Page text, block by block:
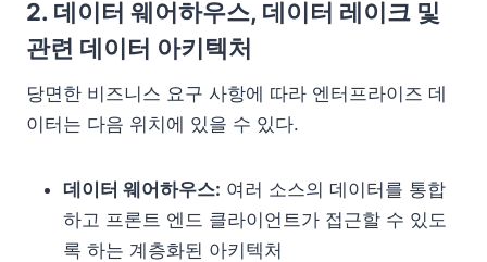
2. 데이터 웨어하우스, 데이터 레이크 및
관련 데이터 아키텍처
당면한 비즈니스 요구 사항에 따라 엔터프라이즈 데
이터는 다음 위치에 있을 수 있다.
데이터 웨어하우스: 여러 소스의 데이터를 통합
하고 프론트 엔드 클라이언트가 접근할 수 있도
록 하는 계층화된 아키텍처